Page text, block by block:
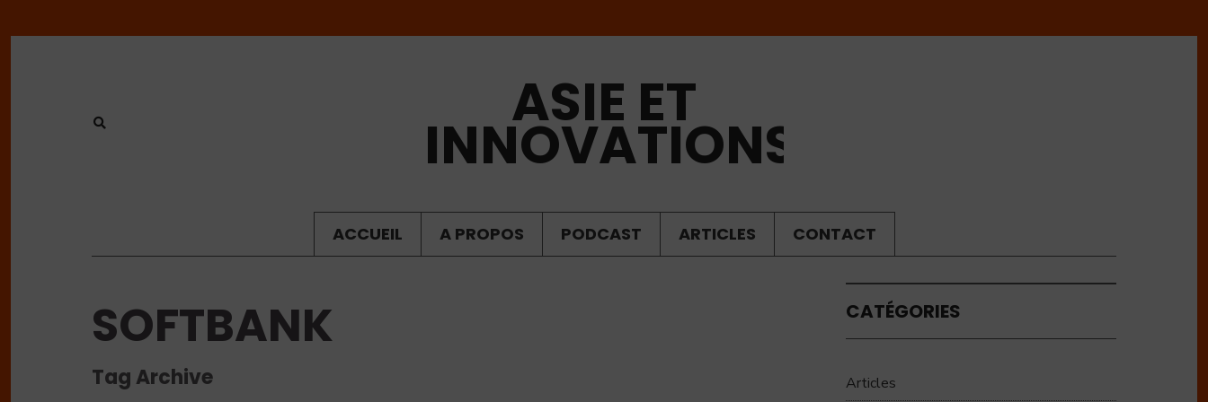
ASIE ET
INNOVATIONS
ACCUEIL A PROPOS PODCAST ARTICLES CONTACT
SOFTBANK
Tag Archive
CATÉGORIES
Articles